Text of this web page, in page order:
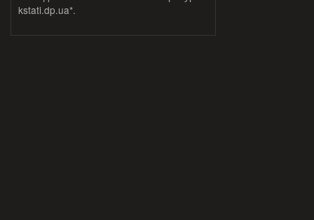
kstati.dp.ua*.